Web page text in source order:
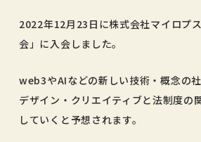
2022年12月23日に株式会社マイロプ
会」に入会しました。
web3やAIなどの新しい技術・概念の
デザイン・クリエイティブと法制度の
していくと予想されます。